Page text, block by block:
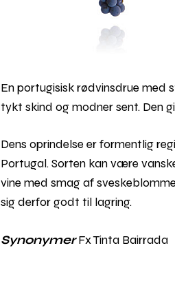
En portugisisk rødvinsdrue med
tykt skind og modner sent. Den
Dens oprindelse er formentlig
Portugal. Sorten kan være
vine med smag af
sig derfor godt til lagring.
SynonymerFx Tinta Bairrada